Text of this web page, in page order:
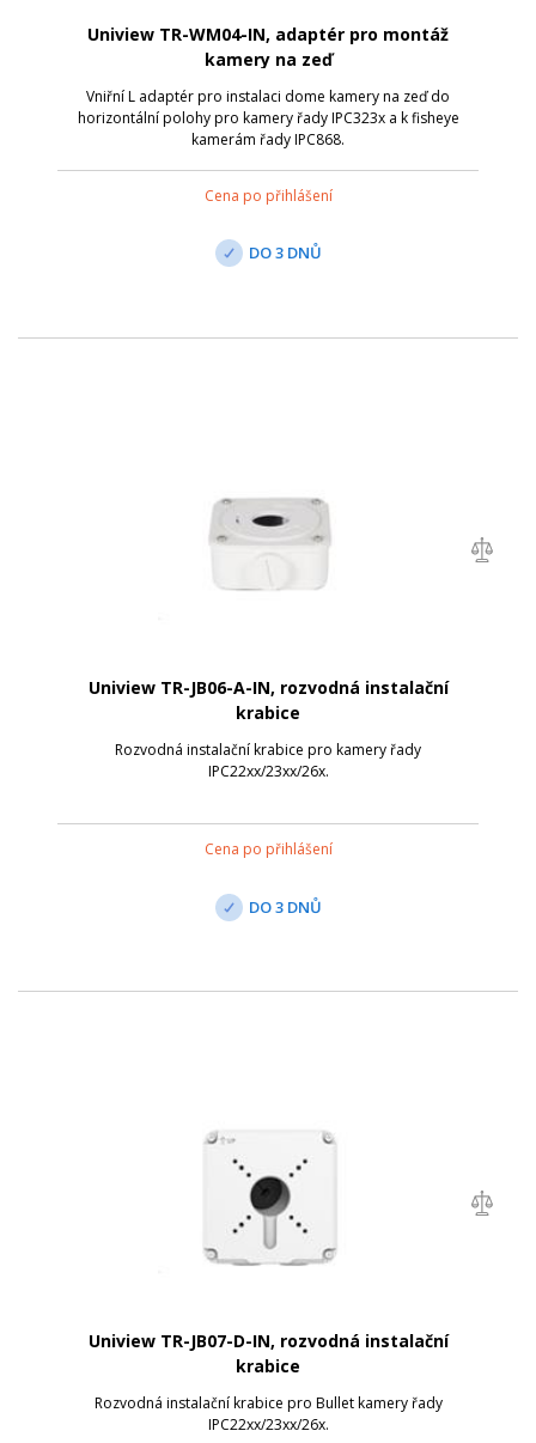
Uniview TR-WM04-IN, adaptér pro montáž
kamery na zeď
Vniřní L adaptér pro instalaci dome kamery na zeď do
horizontální polohy pro kamery řady IPC323x a k fisheye
kamerám řady IPC868.
Cena po přihlášení
DO 3 DNŮ
Uniview TR-JB06-A-IN, rozvodná instalační
krabice
Rozvodná instalační krabice pro kamery řady
IPC22xx/23xx/26x.
Cena po přihlášení
DO 3 DNŮ
Uniview TR-JB07-D-IN, rozvodná instalační
krabice
Rozvodná instalační krabice pro Bullet kamery řady
IPC22xx/23xx/26x.